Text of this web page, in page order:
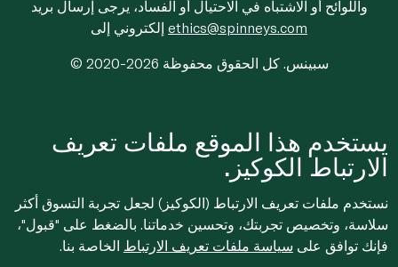
واللوائح أو الاشتباه في الاحتيال أو الفساد، يرجى إرسال بريد
ethics@spinneys.com
© 2020-2026 سبينس. كل الحقوق محفوظة
يستخدم هذا الموقع ملفات تعريف
الارتباط الكوكيز.
نستخدم ملفات تعريف الارتباط (الكوكيز) لجعل تجربة التسوق أكثر
سلاسة، وتخصيص تجربتك، وتحسين خدماتنا. بالضغط على "قبول"،
فإنك توافق على سياسة ملفات تعريف الارتباط الخاصة بنا.